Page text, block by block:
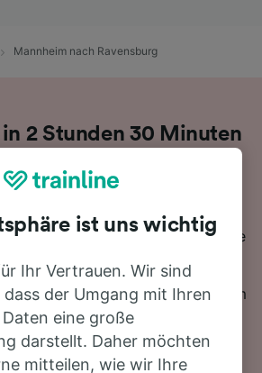
Mannheim nach Ravensburg
2 Stunden 30 Minuten
nach Ravensburg
für Ihre Reise von Mannheim
Zug zu nehmen? Bei uns sind Sie
um die 206 km von Mannheim
dem Zug zurückzulegen beträgt
wobei ca. 34 Züge am Tag auf
Bequemer geht's nicht! Dank
ist uns wichtig
Ihr Vertrauen. Wir sind
der Umgang mit Ihren
eine große
darstellt. Daher möchten
mitteilen, wie wir Ihre